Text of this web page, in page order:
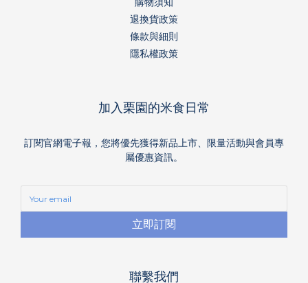
退換貨政策
條款與細則
隱私權政策
加入栗園的米食日常
訂閱官網電子報，您將優先獲得新品上市、限量活動與會員專
屬優惠資訊。
立即訂閱
聯繫我們